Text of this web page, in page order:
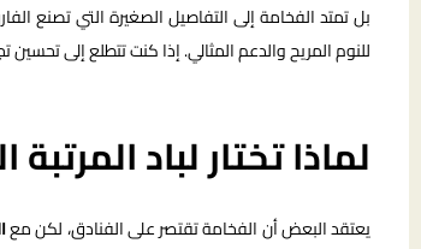
بل تمتد الفخامة إلى التفاصيل الصغيرة التي تصنع
للنوم المريح والدعم المثالي. إذا كنت تتطلع إلى
لماذا تختار لباد
يعتقد البعض أن الفخامة تقتصر على الفنادق، لكن مع